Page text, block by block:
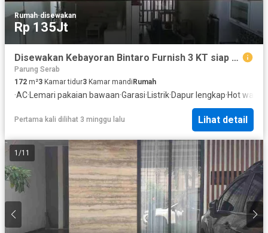
Rumah·disewakan
Rp 135Jt
Disewakan Kebayoran Bintaro Furnish 3 KT siap Pakai
Parung Serab
172 m²3 Kamar tidur3 Kamar mandi Rumah
·AC· Lemari pakaian bawaan·Garasi· Listrik·Dapur lengkap·Hot water
Pertama kali dilihat 3 minggu lalu Lihat detail
1 /11